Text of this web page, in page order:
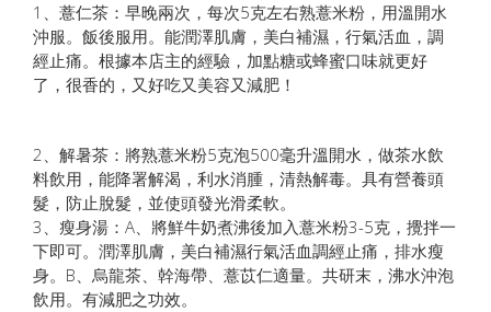
1、薏仁茶：早晚兩次，每次5克左右熟薏米粉，用溫開水
沖服。飯後服用。能潤澤肌膚，美白補濕，行氣活血，調
經止痛。根據本店主的經驗，加點糖或蜂蜜口味就更好
了，很香的，又好吃又美容又減肥！
2、解暑茶：將熟薏米粉5克泡500毫升溫開水，做茶水飲
料飲用，能降署解渴，利水消腫，清熱解毒。具有營養頭
髮，防止脫髮，並使頭發光滑柔軟。
3、瘦身湯：A、將鮮牛奶煮沸後加入薏米粉3-5克，攪拌一
下即可。潤澤肌膚，美白補濕行氣活血調經止痛，排水瘦
身。B、烏龍茶、幹海帶、薏苡仁適量。共研末，沸水沖泡
飲用。有減肥之功效。